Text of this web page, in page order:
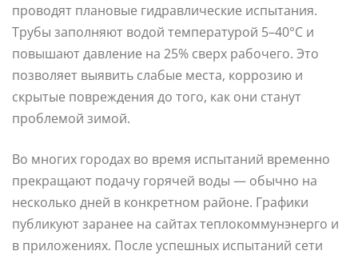
проводят плановые гидравлические испытания.
Трубы заполняют водой температурой 5–40°C и
повышают давление на 25% сверх рабочего. Это
позволяет выявить слабые места, коррозию и
скрытые повреждения до того, как они станут
проблемой зимой.
Во многих городах во время испытаний временно
прекращают подачу горячей воды — обычно на
несколько дней в конкретном районе. Графики
публикуют заранее на сайтах теплокоммунэнерго и
в приложениях. После успешных испытаний сети